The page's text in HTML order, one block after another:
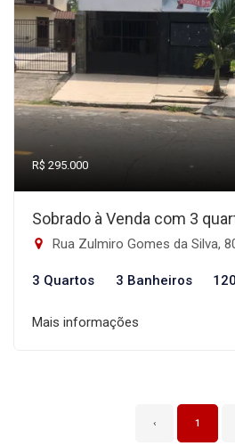
R$ 295.000
Sobrado à Venda com 3
Rua Zulmiro Gomes da Silva,
3 Quartos 3 Banheiros
Mais informações
‹ 1